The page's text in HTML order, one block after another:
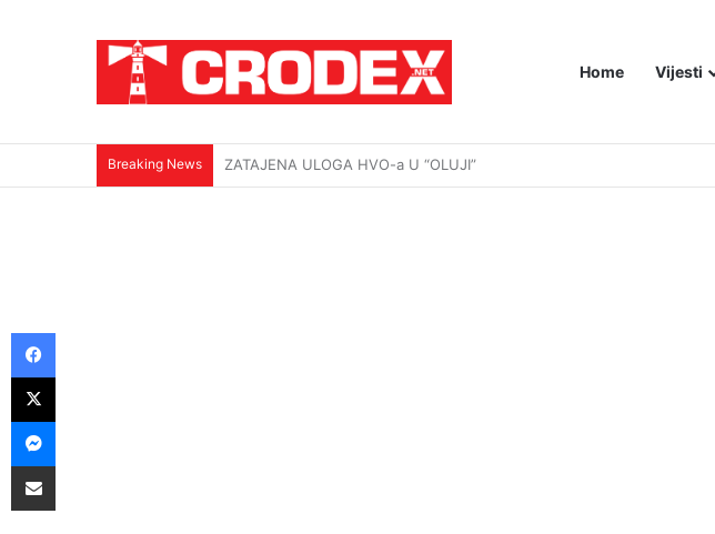
Home Vijesti
Breaking News (VIDEO)Srbi su ga mučili i ubili na najokrutniji način – još živom spalili
Facebook
X
Messenger
Podijeli putem E-maila